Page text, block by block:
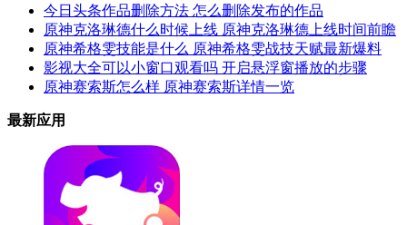
今日头条作品删除方法 怎么删除发布的作品
原神克洛琳德什么时候上线 原神克洛琳德上线时间前瞻
原神希格雯技能是什么 原神希格雯战技天赋最新爆料
影视大全可以小窗口观看吗 开启悬浮窗播放的步骤
原神赛索斯怎么样 原神赛索斯详情一览
最新应用